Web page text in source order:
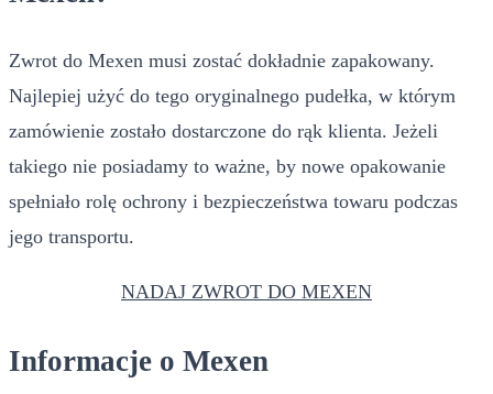
Zwrot do Mexen musi zostać dokładnie zapakowany.
Najlepiej użyć do tego oryginalnego pudełka, w którym
zamówienie zostało dostarczone do rąk klienta. Jeżeli
takiego nie posiadamy to ważne, by nowe opakowanie
spełniało rolę ochrony i bezpieczeństwa towaru podczas
jego transportu.
NADAJ ZWROT DO MEXEN
Informacje o Mexen